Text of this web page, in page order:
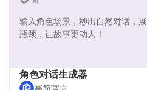
输入角色场景，秒出自然对话，
瓶颈，让故事更动人！
角色对话生成器
幂简官方